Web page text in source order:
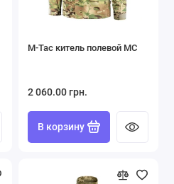
M-Tac китель полевой MC
2 060.00 грн.
В корзину